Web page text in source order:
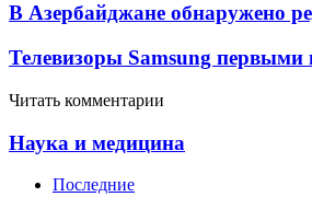
В Азербайджане обнаружено
Телевизоры Samsung первыми
Читать комментарии
Наука и медицина
Последние